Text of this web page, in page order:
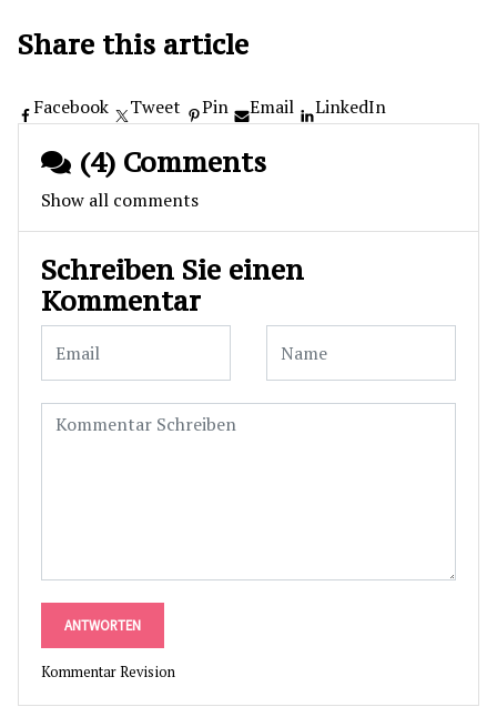
Share this article
Facebook Tweet Pin Email LinkedIn
(4) Comments
Show all comments
Schreiben Sie einen
Kommentar
ANTWORTEN
Kommentar Revision